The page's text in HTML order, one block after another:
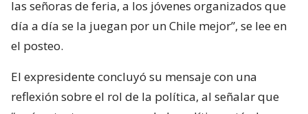
las señoras de feria, a los jóvenes organizados que
día a día se la juegan por un Chile mejor”, se lee en
el posteo.
El expresidente concluyó su mensaje con una
reflexión sobre el rol de la política, al señalar que